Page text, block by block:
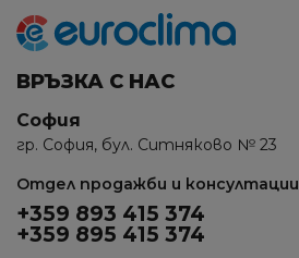
ВРЪЗКА С НАС
София
гр. София, бул. Ситняково № 23
Отдел продажби и консултации
+359 893 415 374
+359 895 415 374